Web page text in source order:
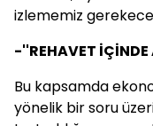
izlememiz
-''REHAVET
Bu kapsamda
yönelik bir soru